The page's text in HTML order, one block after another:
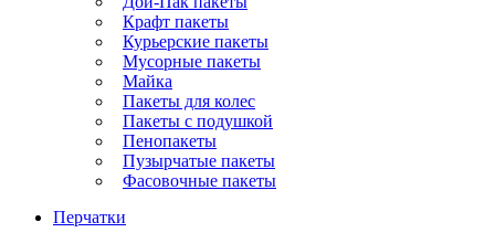
Крафт пакеты
Курьерские пакеты
Мусорные пакеты
Майка
Пакеты для колес
Пакеты с подушкой
Пенопакеты
Пузырчатые пакеты
Фасовочные пакеты
Перчатки